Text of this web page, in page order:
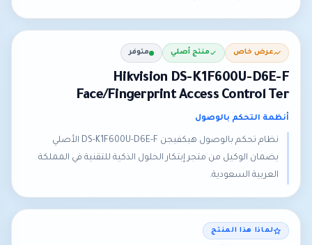
عرض خاص منتج أصلي متوفر
Hikvision DS-K1F600U-D6E-F
Face/Fingerprint Access Control Ter
أنظمة التحكم بالوصول
نظام تحكم بالوصول هيكفيجن DS-K1F600U-D6E-F الأصلي
بضمان الوكيل من متجر إبتكار الحلول الذكية للتقنية في المملكة
العربية السعودية.
لماذا هذا المنتج